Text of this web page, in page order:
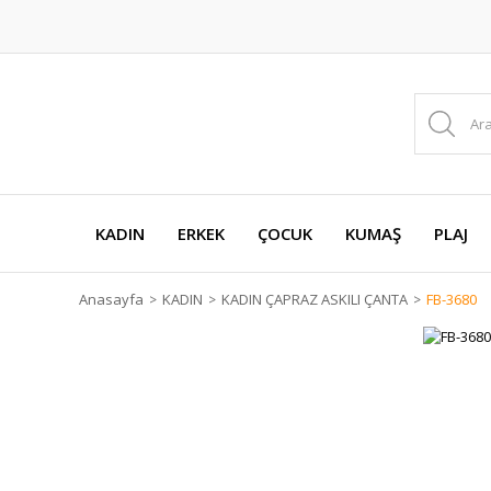
KADIN ERKEK ÇOCUK KUMAŞ PLAJ
Anasayfa KADIN KADIN ÇAPRAZ ASKILI ÇANTA FB-3680